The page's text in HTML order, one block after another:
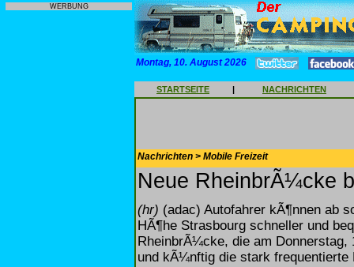
WERBUNG
Montag, 10. August 2026
STARTSEITE | NACHRICHTEN
Nachrichten > Mobile Freizeit
Neue RheinbrÃ¼cke
(hr) (adac) Autofahrer kÃ¶nnen ab
HÃ¶he Strasbourg schneller und
RheinbrÃ¼cke, die am
und kÃ¼nftig die stark